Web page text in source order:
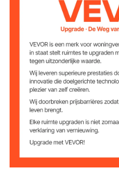
Laadvermogen 200
Productgrootte
19,7
x 600